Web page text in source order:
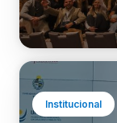
Institucional